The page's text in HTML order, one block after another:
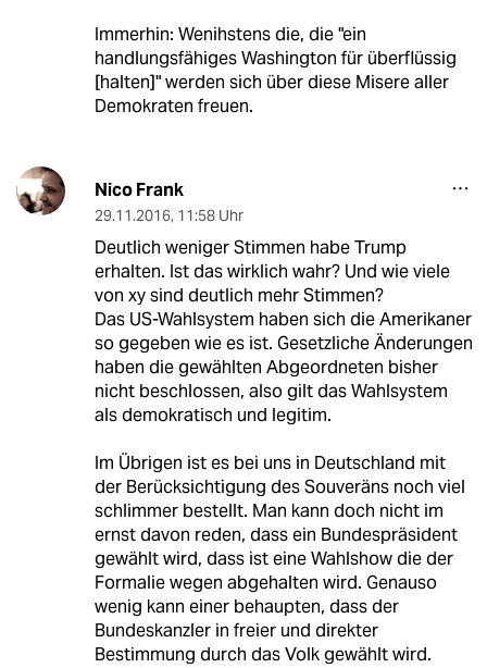
Immerhin: Wenihstens die, die "ein
handlungsfähiges Washington für überflüssig
[halten]" werden sich über diese Misere aller
Demokraten freuen.
Nico Frank
29.11.2016, 11:58 Uhr
Deutlich weniger Stimmen habe Trump
erhalten. Ist das wirklich wahr? Und wie viele
von xy sind deutlich mehr Stimmen?
Das US-Wahlsystem haben sich die Amerikaner
so gegeben wie es ist. Gesetzliche Änderungen
haben die gewählten Abgeordneten bisher
nicht beschlossen, also gilt das Wahlsystem
als demokratisch und legitim.
Im Übrigen ist es bei uns in Deutschland mit
der Berücksichtigung des Souveräns noch viel
schlimmer bestellt. Man kann doch nicht im
ernst davon reden, dass ein Bundespräsident
gewählt wird, dass ist eine Wahlshow die der
Formalie wegen abgehalten wird. Genauso
wenig kann einer behaupten, dass der
Bundeskanzler in freier und direkter
Bestimmung durch das Volk gewählt wird.